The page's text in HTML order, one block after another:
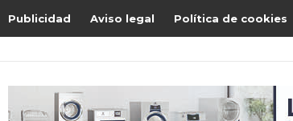
Publicidad Aviso legal Política de cookies